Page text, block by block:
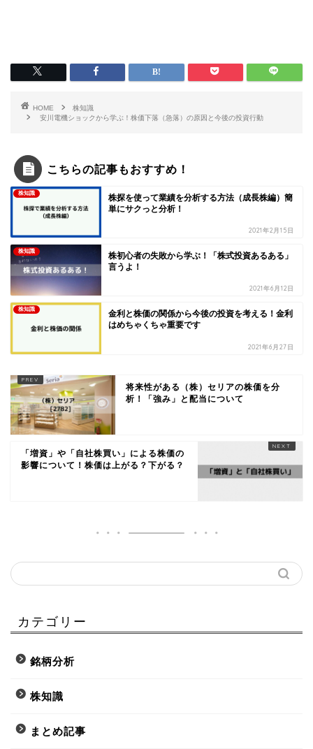
HOME
株知識
安川電機ショックから学ぶ！株価下落（急落）の原因と今後の投資行動
こちらの記事もおすすめ！
株知識
株探を使って業績を分析する方法（成長株編）簡
単にサクっと分析！
2021年2月15日
株知識
株初心者の失敗から学ぶ！「株式投資あるある」
言うよ！
2021年6月12日
株知識
金利と株価の関係から今後の投資を考える！金利
はめちゃくちゃ重要です
2021年6月27日
将来性がある（株）セリアの株価を分
析！「強み」と配当について
「増資」や「自社株買い」による株価の
影響について！株価は上がる？下がる？
カテゴリー
銘柄分析
株知識
まとめ記事